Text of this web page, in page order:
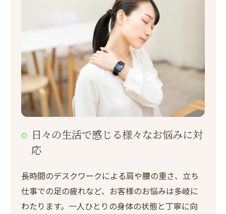
日々の生活で感じる様々なお悩みに対
応
長時間のデスクワークによる肩や腰の重さ、立ち
仕事での足の疲れなど、お客様のお悩みは多岐に
わたります。一人ひとりの身体の状態と丁寧に向